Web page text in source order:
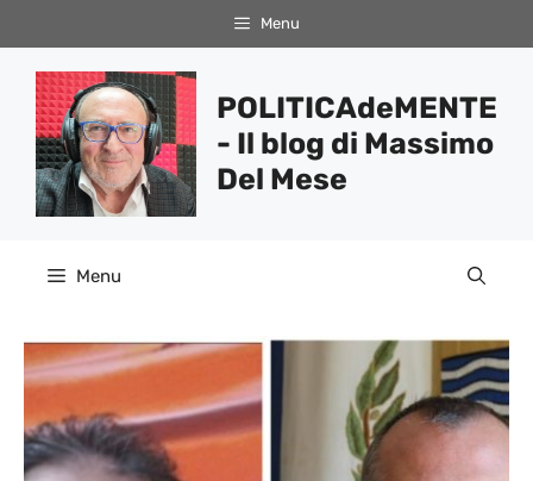
al
contenuto
Menu
POLITICAdeMENTE
- Il blog di Massimo
Del Mese
Menu